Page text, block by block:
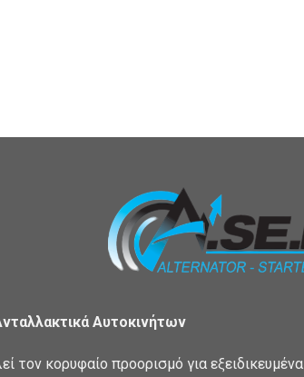
Αυτοκινήτων
τον κορυφαίο προορισμό για εξειδικευμένα